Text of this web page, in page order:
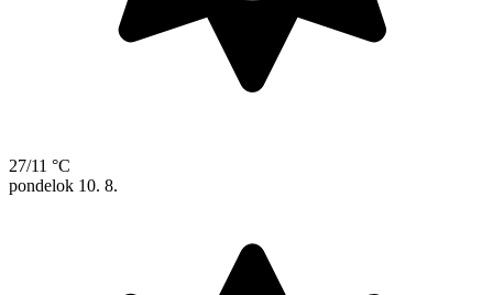
27/11 °C
pondelok 10. 8.